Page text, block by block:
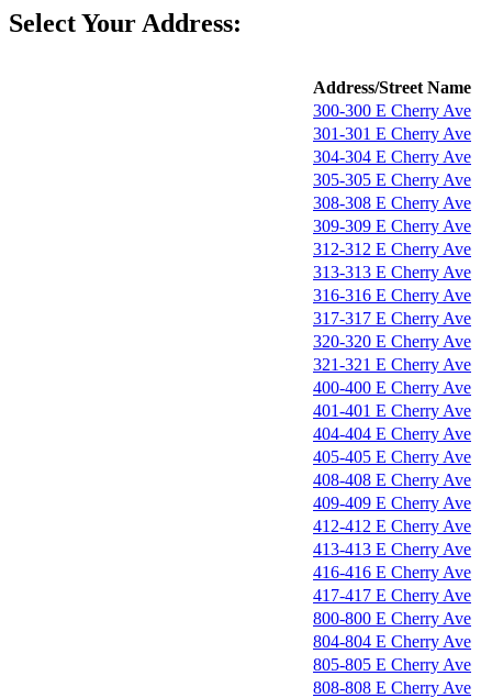
Select Your Address:
Address/Street Name
300-300 E Cherry Ave
301-301 E Cherry Ave
304-304 E Cherry Ave
305-305 E Cherry Ave
308-308 E Cherry Ave
309-309 E Cherry Ave
312-312 E Cherry Ave
313-313 E Cherry Ave
316-316 E Cherry Ave
317-317 E Cherry Ave
320-320 E Cherry Ave
321-321 E Cherry Ave
400-400 E Cherry Ave
401-401 E Cherry Ave
404-404 E Cherry Ave
405-405 E Cherry Ave
408-408 E Cherry Ave
409-409 E Cherry Ave
412-412 E Cherry Ave
413-413 E Cherry Ave
416-416 E Cherry Ave
417-417 E Cherry Ave
800-800 E Cherry Ave
804-804 E Cherry Ave
805-805 E Cherry Ave
808-808 E Cherry Ave